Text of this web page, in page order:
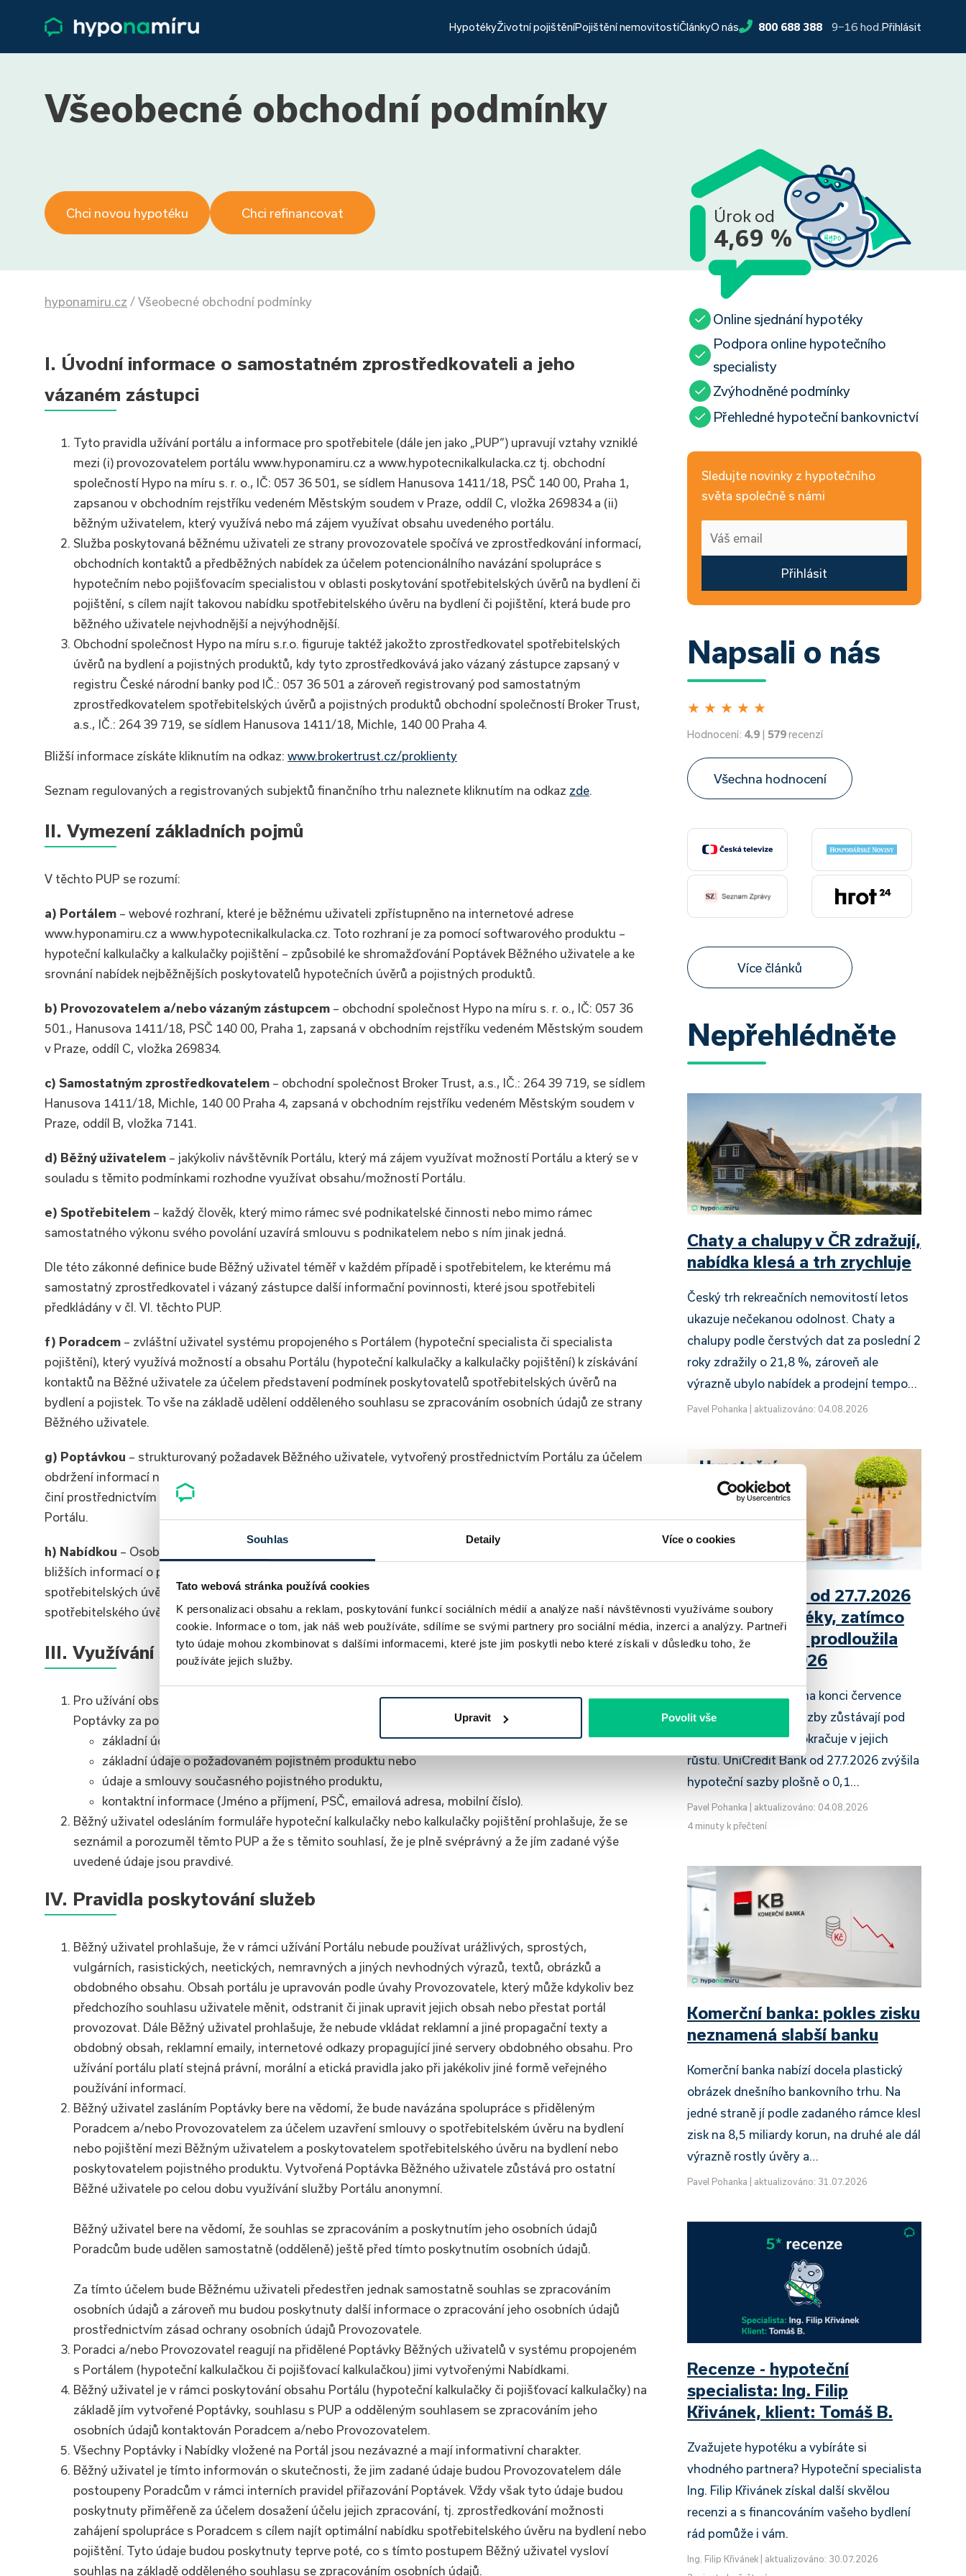
Souhlas Detaily Více o cookies
Tato webová stránka používá cookies
K personalizaci obsahu a reklam, poskytování funkcí sociálních médií a analýze naší návštěvnosti využíváme soubory
cookie. Informace o tom, jak náš web používáte, sdílíme se svými partnery pro sociální média, inzerci a analýzy. Partneři
tyto údaje mohou zkombinovat s dalšími informacemi, které jste jim poskytli nebo které získali v důsledku toho, že
používáte jejich služby.
Upravit Povolit vše
HypotékyŽivotní pojištěníPojištění nemovitostiČlánkyO nás 800 688 388 9−16 hod. Přihlásit
Všeobecné obchodní podmínky
Chci novou hypotéku Chci refinancovat Úrok od
4,69 %
hyponamiru.cz / Všeobecné obchodní podmínky
I. Úvodní informace o samostatném zprostředkovateli a jeho
vázaném zástupci
Tyto pravidla užívání portálu a informace pro spotřebitele (dále jen jako „PUP“) upravují vztahy vzniklé
mezi (i) provozovatelem portálu www.hyponamiru.cz a www.hypotecnikalkulacka.cz tj. obchodní
společností Hypo na míru s. r. o., IČ: 057 36 501, se sídlem Hanusova 1411/18, PSČ 140 00, Praha 1,
zapsanou v obchodním rejstříku vedeném Městským soudem v Praze, oddíl C, vložka 269834 a (ii)
běžným uživatelem, který využívá nebo má zájem využívat obsahu uvedeného portálu.
Služba poskytovaná běžnému uživateli ze strany provozovatele spočívá ve zprostředkování informací,
obchodních kontaktů a předběžných nabídek za účelem potencionálního navázání spolupráce s
hypotečním nebo pojišťovacím specialistou v oblasti poskytování spotřebitelských úvěrů na bydlení či
pojištění, s cílem najít takovou nabídku spotřebitelského úvěru na bydlení či pojištění, která bude pro
běžného uživatele nejvhodnější a nejvýhodnější.
Obchodní společnost Hypo na míru s.r.o. figuruje taktéž jakožto zprostředkovatel spotřebitelských
úvěrů na bydlení a pojistných produktů, kdy tyto zprostředkovává jako vázaný zástupce zapsaný v
registru České národní banky pod IČ.: 057 36 501 a zároveň registrovaný pod samostatným
zprostředkovatelem spotřebitelských úvěrů a pojistných produktů obchodní společností Broker Trust,
a.s., IČ.: 264 39 719, se sídlem Hanusova 1411/18, Michle, 140 00 Praha 4.
Bližší informace získáte kliknutím na odkaz: www.brokertrust.cz/proklienty
Seznam regulovaných a registrovaných subjektů finančního trhu naleznete kliknutím na odkaz zde.
II. Vymezení základních pojmů
V těchto PUP se rozumí:
a) Portálem – webové rozhraní, které je běžnému uživateli zpřístupněno na internetové adrese
www.hyponamiru.cz a www.hypotecnikalkulacka.cz. Toto rozhraní je za pomocí softwarového produktu –
hypoteční kalkulačky a kalkulačky pojištění – způsobilé ke shromažďování Poptávek Běžného uživatele a ke
srovnání nabídek nejběžnějších poskytovatelů hypotečních úvěrů a pojistných produktů.
b) Provozovatelem a/nebo vázaným zástupcem – obchodní společnost Hypo na míru s. r. o., IČ: 057 36
501., Hanusova 1411/18, PSČ 140 00, Praha 1, zapsaná v obchodním rejstříku vedeném Městským soudem
v Praze, oddíl C, vložka 269834.
c) Samostatným zprostředkovatelem – obchodní společnost Broker Trust, a.s., IČ.: 264 39 719, se sídlem
Hanusova 1411/18, Michle, 140 00 Praha 4, zapsaná v obchodním rejstříku vedeném Městským soudem v
Praze, oddíl B, vložka 7141.
d) Běžný uživatelem – jakýkoliv návštěvník Portálu, který má zájem využívat možností Portálu a který se v
souladu s těmito podmínkami rozhodne využívat obsahu/možností Portálu.
e) Spotřebitelem – každý člověk, který mimo rámec své podnikatelské činnosti nebo mimo rámec
samostatného výkonu svého povolání uzavírá smlouvu s podnikatelem nebo s ním jinak jedná.
Dle této zákonné definice bude Běžný uživatel téměř v každém případě i spotřebitelem, ke kterému má
samostatný zprostředkovatel i vázaný zástupce další informační povinnosti, které jsou spotřebiteli
předkládány v čl. VI. těchto PUP.
f) Poradcem – zvláštní uživatel systému propojeného s Portálem (hypoteční specialista či specialista
pojištění), který využívá možností a obsahu Portálu (hypoteční kalkulačky a kalkulačky pojištění) k získávání
kontaktů na Běžné uživatele za účelem představení podmínek poskytovatelů spotřebitelských úvěrů na
bydlení a pojistek. To vše na základě udělení odděleného souhlasu se zpracováním osobních údajů ze strany
Běžného uživatele.
g) Poptávkou – strukturovaný požadavek Běžného uživatele, vytvořený prostřednictvím Portálu za účelem
obdržení informací nebo nabídky ohledně spotřebitelského úvěru na bydlení a pojištění. Běžný uživatel takto
činí prostřednictvím tlačítka odesílajícího formulář dané kalkulačky, jež se nachází na příslušné straně
Portálu.
h) Nabídkou – Osobní/telefonický/písemný kontakt Běžného uživatele ze strany Poradce za účelem získání
bližších informací o potřebách Běžného uživatele a následného představení podmínek poskytovatelů
spotřebitelských úvěrů na bydlení a pojištění a případného navázání spolupráce v oblasti zprostředkování
spotřebitelského úvěrů na bydlení a pojištění.
III. Využívání služeb Portálu
Pro užívání obsahu Portálu (zejména obdržení Nabídky) Běžným uživatelem je nezbytné zaslání
Poptávky za pomocí vyplnění následujících tabulek hypoteční kalkulačky nebo kalkulačky pojištění:
základní údaje o požadovaném úvěru nebo
základní údaje o požadovaném pojistném produktu nebo
údaje a smlouvy současného pojistného produktu,
kontaktní informace (Jméno a příjmení, PSČ, emailová adresa, mobilní číslo).
Běžný uživatel odesláním formuláře hypoteční kalkulačky nebo kalkulačky pojištění prohlašuje, že se
seznámil a porozuměl těmto PUP a že s těmito souhlasí, že je plně svéprávný a že jím zadané výše
uvedené údaje jsou pravdivé.
IV. Pravidla poskytování služeb
Běžný uživatel prohlašuje, že v rámci užívání Portálu nebude používat urážlivých, sprostých,
vulgárních, rasistických, neetických, nemravných a jiných nevhodných výrazů, textů, obrázků a
obdobného obsahu. Obsah portálu je upravován podle úvahy Provozovatele, který může kdykoliv bez
předchozího souhlasu uživatele měnit, odstranit či jinak upravit jejich obsah nebo přestat portál
provozovat. Dále Běžný uživatel prohlašuje, že nebude vkládat reklamní a jiné propagační texty a
obdobný obsah, reklamní emaily, internetové odkazy propagující jiné servery obdobného obsahu. Pro
užívání portálu platí stejná právní, morální a etická pravidla jako při jakékoliv jiné formě veřejného
používání informací.
Běžný uživatel zasláním Poptávky bere na vědomí, že bude navázána spolupráce s přiděleným
Poradcem a/nebo Provozovatelem za účelem uzavření smlouvy o spotřebitelském úvěru na bydlení
nebo pojištění mezi Běžným uživatelem a poskytovatelem spotřebitelského úvěru na bydlení nebo
poskytovatelem pojistného produktu. Vytvořená Poptávka Běžného uživatele zůstává pro ostatní
Běžné uživatele po celou dobu využívání služby Portálu anonymní.
Běžný uživatel bere na vědomí, že souhlas se zpracováním a poskytnutím jeho osobních údajů
Poradcům bude udělen samostatně (odděleně) ještě před tímto poskytnutím osobních údajů.
Za tímto účelem bude Běžnému uživateli předestřen jednak samostatně souhlas se zpracováním
osobních údajů a zároveň mu budou poskytnuty další informace o zpracování jeho osobních údajů
prostřednictvím zásad ochrany osobních údajů Provozovatele.
Poradci a/nebo Provozovatel reagují na přidělené Poptávky Běžných uživatelů v systému propojeném
s Portálem (hypoteční kalkulačkou či pojišťovací kalkulačkou) jimi vytvořenými Nabídkami.
Běžný uživatel je v rámci poskytování obsahu Portálu (hypoteční kalkulačky či pojišťovací kalkulačky) na
základě jím vytvořené Poptávky, souhlasu s PUP a odděleným souhlasem se zpracováním jeho
osobních údajů kontaktován Poradcem a/nebo Provozovatelem.
Všechny Poptávky i Nabídky vložené na Portál jsou nezávazné a mají informativní charakter.
Běžný uživatel je tímto informován o skutečnosti, že jim zadané údaje budou Provozovatelem dále
postoupeny Poradcům v rámci interních pravidel přiřazování Poptávek. Vždy však tyto údaje budou
poskytnuty přiměřeně za účelem dosažení účelu jejich zpracování, tj. zprostředkování možnosti
zahájení spolupráce s Poradcem s cílem najít optimální nabídku spotřebitelského úvěru na bydlení nebo
pojištění. Tyto údaje budou poskytnuty teprve poté, co s tímto postupem Běžný uživatel vysloví
souhlas na základě odděleného souhlasu se zpracováním osobních údajů.
Online sjednání hypotéky
Podpora online hypotečního
specialisty
Zvýhodněné podmínky
Přehledné hypoteční bankovnictví
Sledujte novinky z hypotečního
světa společně s námi
Přihlásit
Napsali o nás
★ ★ ★ ★ ★
Hodnocení: 4.9 | 579recenzí
Všechna hodnocení
Více článků
Nepřehlédněte
Chaty a chalupy v ČR zdražují,
nabídka klesá a trh zrychluje
Český trh rekreačních nemovitostí letos
ukazuje nečekanou odolnost. Chaty a
chalupy podle čerstvých dat za poslední 2
roky zdražily o 21,8 %, zároveň ale
výrazně ubylo nabídek a prodejní tempo…
Pavel Pohanka aktualizováno: 04.08.2026
UniCredit Bank od 27.7.2026
zdražuje hypotéky, zatímco
Raiffeisenbank prodloužila
slevu do 6.9.2026
Český hypoteční trh na konci července
2026 potvrzuje, že sazby zůstávají pod
tlakem a část bank pokračuje v jejich
růstu. UniCredit Bank od 27.7.2026 zvýšila
hypoteční sazby plošně o 0,1…
Pavel Pohanka
aktualizováno: 04.08.2026
4 minuty k přečtení
Komerční banka: pokles zisku
neznamená slabší banku
Komerční banka nabízí docela plastický
obrázek dnešního bankovního trhu. Na
jedné straně jí podle zadaného rámce klesl
zisk na 8,5 miliardy korun, na druhé ale dál
výrazně rostly úvěry a…
Pavel Pohanka aktualizováno: 31.07.2026
Recenze - hypoteční
specialista: Ing. Filip
Křivánek, klient: Tomáš B.
Zvažujete hypotéku a vybíráte si
vhodného partnera? Hypoteční specialista
Ing. Filip Křivánek získal další skvělou
recenzi a s financováním vašeho bydlení
rád pomůže i vám.
Ing. Filip Křivánek
aktualizováno: 30.07.2026